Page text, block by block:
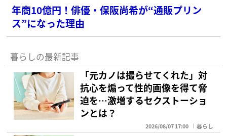
年商10億円！俳優・保阪尚希が“通販プリン
ス”になった理由
暮らしの最新記事
「元カノは撮らせてくれた」対
抗心を煽って性的画像を得て脅
迫を…激増するセクストーショ
ンとは？
2026/08/07 17:00 暮らし